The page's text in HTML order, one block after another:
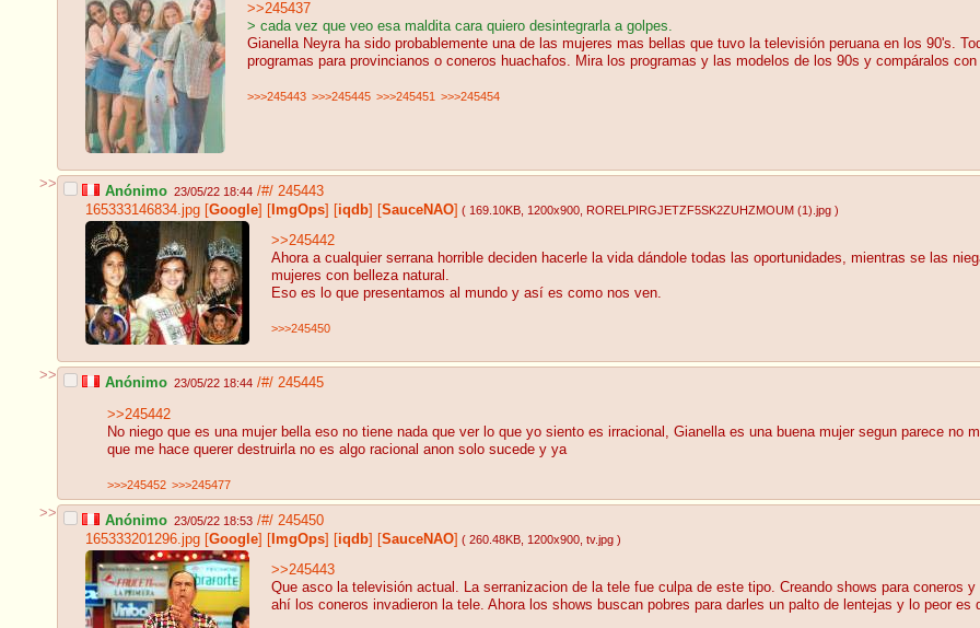
>>245437
> cada vez que veo esa maldita cara quiero desintegrarla a golpes.
Gianella Neyra ha sido probablemente una de las mujeres mas bellas que tuvo la televisión peruana en los 90's.
programas para provincianos o coneros huachafos. Mira los programas y las modelos de los 90s y compáralos
>>>245443 >>>245445 >>>245451 >>>245454
>> Anónimo 23/05/22 18:44 /#/ 245443
165333146834.jpg [Google] [ ImgOps] [iqdb] [SauceNAO] ( 169.10KB , 1200x900 , RORELPIRGJETZF5SK2ZUHZMOUM (1).jpg )
>>245442
Ahora a cualquier serrana horrible deciden hacerle la vida dándole todas las oportunidades, mientras se las
mujeres con belleza natural.
Eso es lo que presentamos al mundo y así es como nos ven.
>>>245450
>> Anónimo 23/05/22 18:44 /#/ 245445
>>245442
No niego que es una mujer bella eso no tiene nada que ver lo que yo siento es irracional, Gianella es una buena mujer segun parece no
que me hace querer destruirla no es algo racional anon solo sucede y ya
>>>245452 >>>245477
>> Anónimo 23/05/22 18:53 /#/ 245450
165333201296.jpg [Google] [ ImgOps] [iqdb] [SauceNAO] ( 260.48KB , 1200x900 , tv.jpg )
>>245443
Que asco la televisión actual. La serranizacion de la tele fue culpa de este tipo. Creando shows para coneros
ahí los coneros invadieron la tele. Ahora los shows buscan pobres para darles un palto de lentejas y lo peor